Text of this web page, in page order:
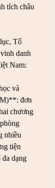
tích châu
Tổ
danh
Nam:
và
đơn
chương
nhiều
tiện
dạng